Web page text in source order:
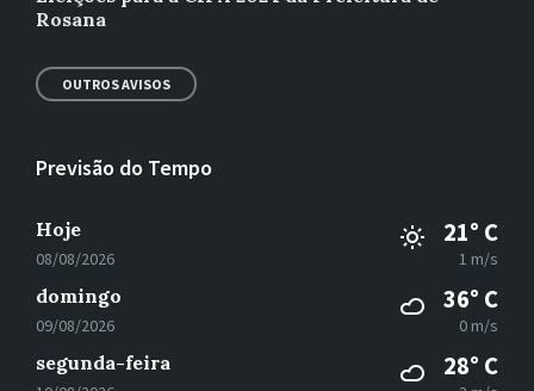
Rosana
OUTROS AVISOS
Previsão do Tempo
Hoje
08/08/2026
21° C
1 m/s
domingo
09/08/2026
36° C
0 m/s
segunda-feira 28° C